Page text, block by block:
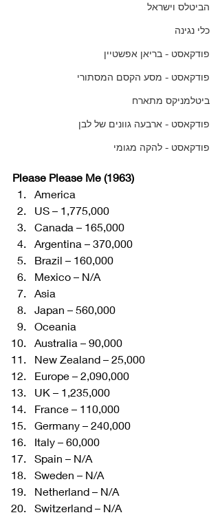
הביטלס וישראל
כלי נגינה
פודקאסט - בריאן אפשטיין
פודקאסט - מסע הקסם המסתורי
ביטלמניקס מתארח
פודקאסט - ארבעה גוונים של לבן
פודקאסט - להקה מגומי
Please Please Me (1963)
America
US – 1,775,000
Canada – 165,000
Argentina – 370,000
Brazil – 160,000
Mexico – N/A
Asia
Japan – 560,000
Oceania
Australia – 90,000
New Zealand – 25,000
Europe – 2,090,000
UK – 1,235,000
France – 110,000
Germany – 240,000
Italy – 60,000
Spain – N/A
Sweden – N/A
Netherland – N/A
Switzerland – N/A